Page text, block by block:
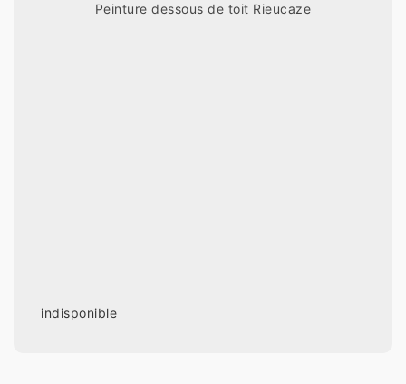
Peinture dessous de toit Rieucaze
indisponible